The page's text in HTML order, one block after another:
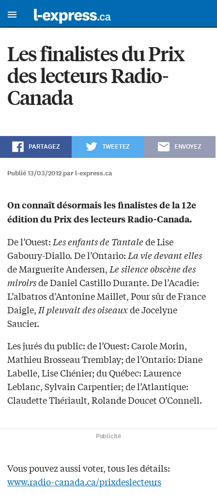
Les finalistes du Prix
des lecteurs Radio-
Canada
PARTAGEZ TWEETEZ ENVOYEZ
Publié 13/03/2012 par l-express.ca
On connaît désormais les finalistes de la 12e
édition du Prix des lecteurs Radio-Canada.
De l’Ouest:Les enfants de Tantalede Lise
Gaboury-Diallo. De l’Ontario:La vie devant elles
de Marguerite Andersen,Le silence obscène des
miroirsde Daniel Castillo Durante. De l’Acadie:
L’albatros d’Antonine Maillet, Pour sûr de France
Daigle,Il pleuvait des oiseauxde Jocelyne
Saucier.
Les jurés du public: de l’Ouest: Carole Morin,
Mathieu Brosseau Tremblay; de l’Ontario: Diane
Labelle, Lise Chénier; du Québec: Laurence
Leblanc, Sylvain Carpentier; de l’Atlantique:
Claudette Thériault, Rolande Doucet O’Connell.
Publicité
Vous pouvez aussi voter, tous les détails:
www.radio-canada.ca/prixdeslecteurs